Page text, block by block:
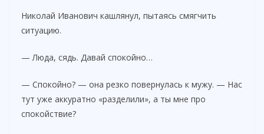
Николай Иванович кашлянул, пытаясь смягчить
ситуацию.
— Люда, сядь. Давай спокойно…
— Спокойно? — она резко повернулась к мужу. — Нас
тут уже аккуратно «разделили», а ты мне про
спокойствие?